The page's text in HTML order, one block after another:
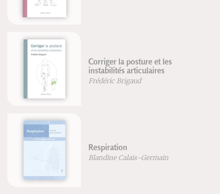
la posture et les
articulaires